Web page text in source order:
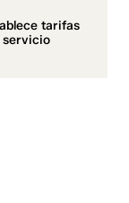
tarifas
servicio